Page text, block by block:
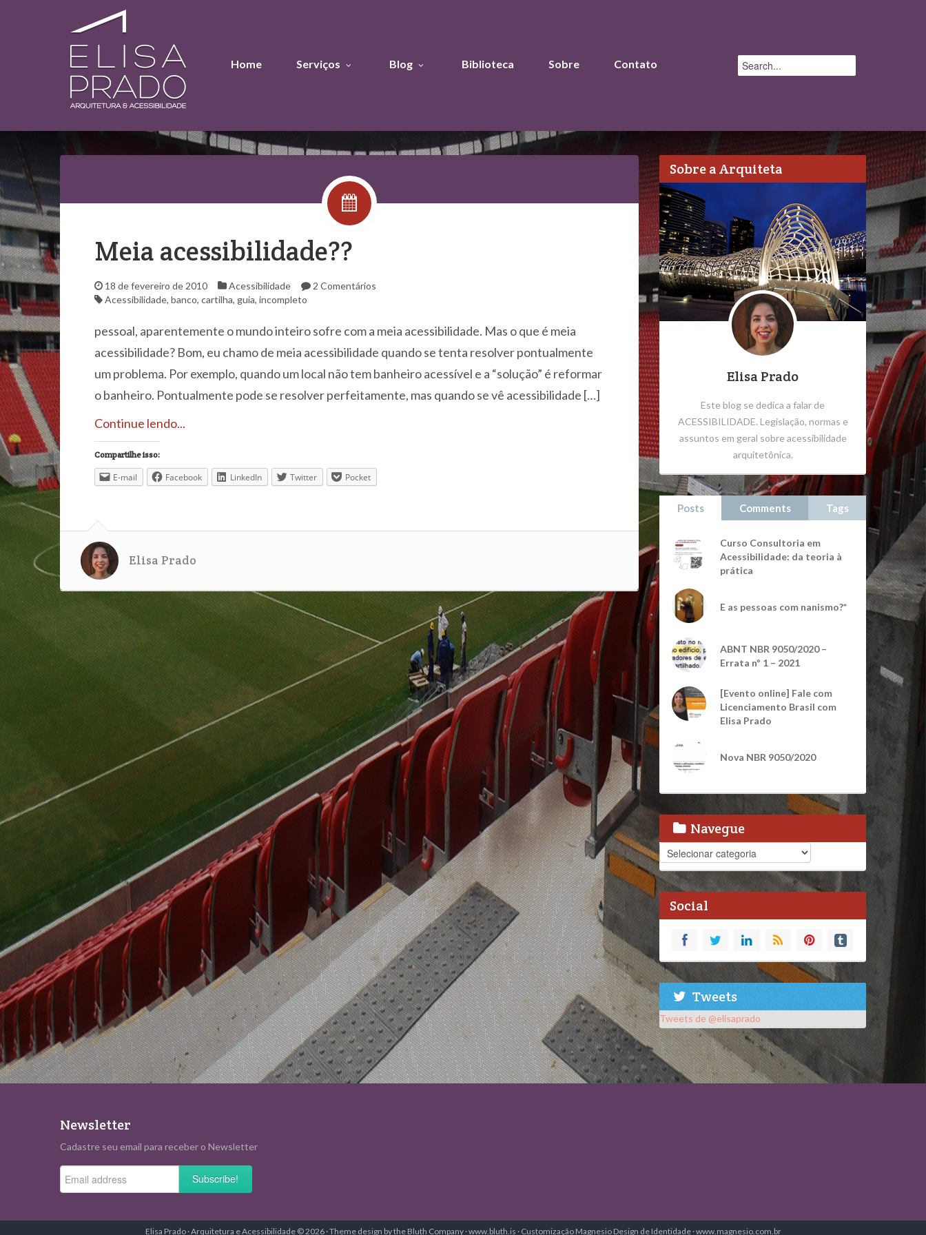
Home Serviços Blog Biblioteca Sobre Contato
Meia acessibilidade??
18 de fevereiro de 2010 Acessibilidade
2 Comentários
Acessibilidade, banco, cartilha, guia, incompleto
pessoal, aparentemente o mundo inteiro sofre com a meia acessibilidade. Mas o que é meia
acessibilidade? Bom, eu chamo de meia acessibilidade quando se tenta resolver pontualmente
um problema. Por exemplo, quando um local não tem banheiro acessível e a “solução” é reformar
o banheiro. Pontualmente pode se resolver perfeitamente, mas quando se vê acessibilidade […]
Continue lendo...
Compartilhe isso:
E-mail Facebook LinkedIn Twitter Pocket
Elisa Prado
Sobre a Arquiteta
Elisa Prado
Este blog se dedica a falar de
ACESSIBILIDADE. Legislação, normas e
assuntos em geral sobre acessibilidade
arquitetônica.
Posts Comments Tags
Curso Consultoria em
Acessibilidade: da teoria à
prática
E as pessoas com nanismo?*
ABNT NBR 9050/2020 –
Errata nº 1 – 2021
[Evento online] Fale com
Licenciamento Brasil com
Elisa Prado
Nova NBR 9050/2020
Navegue
Navegue
Social
Tweets
Tweets de @elisaprado
Newsletter
Cadastre seu email para receber o Newsletter
Subscribe!
Elisa Prado · Arquitetura e Acessibilidade © 2026 · Theme design by the Bluth Company · www.bluth.is · Customização Magnesio Design de Identidade · www.magnesio.com.br